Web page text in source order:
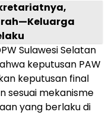
Sulawesi Selatan
keputusan PAW
keputusan final
sesuai mekanisme
yang berlaku di